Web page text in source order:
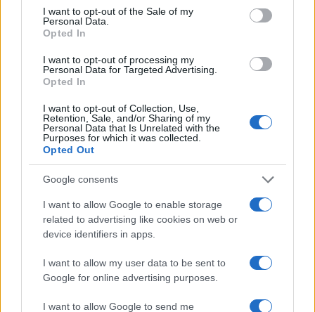
consent section.
I want to opt-out of the Sale of my
Personal Data.
Opted In
I want to opt-out of processing my
Personal Data for Targeted Advertising.
Opted In
I want to opt-out of Collection, Use,
Retention, Sale, and/or Sharing of my
Personal Data that Is Unrelated with the
Purposes for which it was collected.
Opted Out
Google consents
I want to allow Google to enable storage
related to advertising like cookies on web or
device identifiers in apps.
I want to allow my user data to be sent to
Google for online advertising purposes.
I want to allow Google to send me